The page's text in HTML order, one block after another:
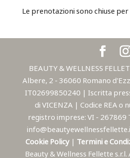
Le prenotazioni sono chiuse
BEAUTY & WELLNESS
Albere, 2 - 36060 Romano
IT02699850240 | Iscritta
di VICENZA | Codice REA o
registro imprese: VI - 267869
Cookie Policy | Termini e
Beauty & Wellness Fellette